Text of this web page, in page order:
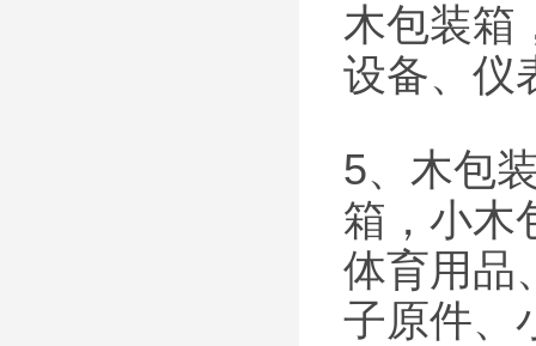
木包装箱
设备、仪
5、木包
箱，小木
体育用品
子原件、